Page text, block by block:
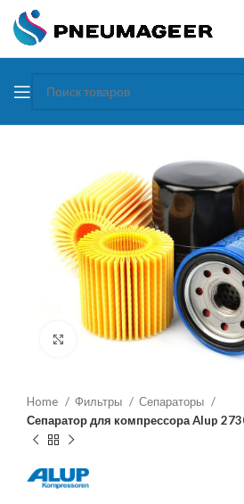
Увеличить
Home Фильтры
Сепараторы
Сепаратор для компрессора Alup